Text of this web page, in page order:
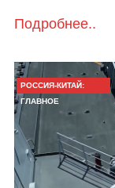
Подробнее..
РОССИЯ-КИТАЙ:
ГЛАВНОЕ